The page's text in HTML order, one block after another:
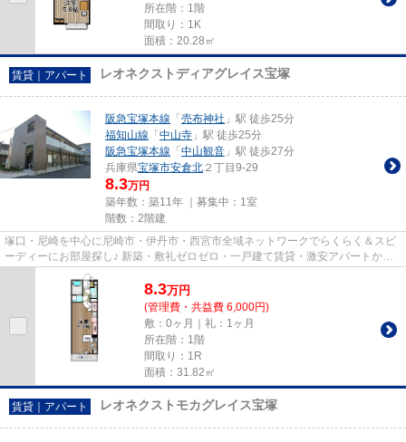
所在階：1階
間取り：1K
面積：20.28㎡
賃貸｜アパート レオネクストディアグレイス宝塚
阪急宝塚本線 「 売布神社 」駅 徒歩25分
福知山線 「 中山寺 」駅 徒歩25分
阪急宝塚本線 「 中山観音 」駅 徒歩27分
兵庫県宝塚市安倉北 ２丁目9-29
8.3万円
築年数：築11年 ｜募集中： 1室
階数：2階建
塚口・尼崎を中心に尼崎市・伊丹市・西宮市全域ネットワークでらくらく＆スピ
ーディーにお部屋探し♪ 新築・敷礼ゼロゼロ・一戸建て賃貸・激安アパートから
分譲賃貸マンション、保証人...
8.3万円
(管理費・共益費 6,000円)
敷：0ヶ月｜礼：1ヶ月
所在階：1階
間取り：1R
面積：31.82㎡
賃貸｜アパート レオネクストモカグレイス宝塚